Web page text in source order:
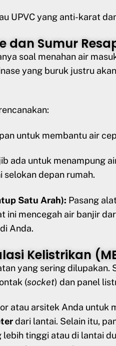
UPVC yang anti-karat
dan Sumur
soal menahan air
yang buruk justru
untuk membantu air
ada untuk menampung
selokan depan rumah.
Satu Arah): Pasang
ini mencegah air banjir
Anda.
Kelistrikan
yang sering dilupakan.
(socket) dan panel
atau arsitek Anda untuk
dari lantai. Selain itu,
tinggi atau di lantai